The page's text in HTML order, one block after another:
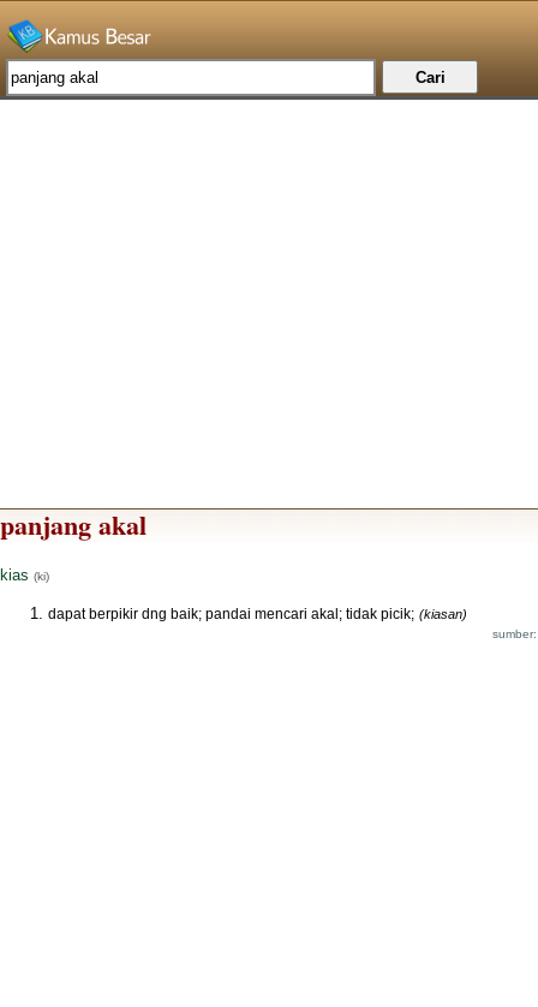
panjang akal
kias (ki)
dapat berpikir dng baik; pandai mencari akal; tidak picik; (kiasan)